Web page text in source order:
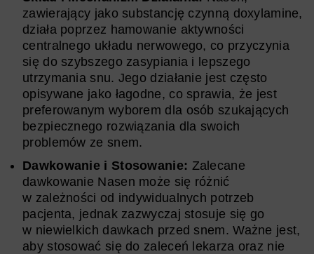
zawierający jako substancję czynną doxylamine,
działa poprzez hamowanie aktywności
centralnego układu nerwowego, co przyczynia
się do szybszego zasypiania i lepszego
utrzymania snu. Jego działanie jest często
opisywane jako łagodne, co sprawia, że jest
preferowanym wyborem dla osób szukających
bezpiecznego rozwiązania dla swoich
problemów ze snem.
Dawkowanie i Stosowanie: Zalecane
dawkowanie Nasen może się różnić
w zależności od indywidualnych potrzeb
pacjenta, jednak zazwyczaj stosuje się go
w niewielkich dawkach przed snem. Ważne jest,
aby stosować się do zaleceń lekarza oraz nie